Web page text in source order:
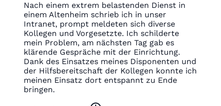
Nach einem extrem belastenden Dienst in
einem Altenheim schrieb ich in unser
Intranet, prompt meldeten sich diverse
Kollegen und Vorgesetzte. Ich schilderte
mein Problem, am nächsten Tag gab es
klärende Gespräche mit der Einrichtung.
Dank des Einsatzes meines Disponenten und
der Hilfsbereitschaft der Kollegen konnte ich
meinen Einsatz dort entspannt zu Ende
bringen.